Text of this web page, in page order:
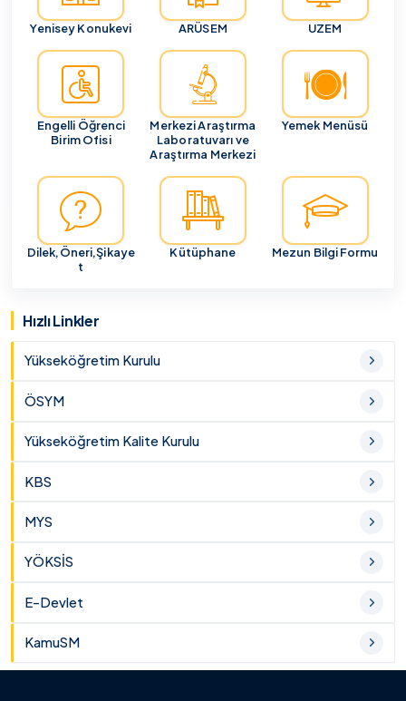
Yenisey Konukevi ARÜSEM UZEM
Engelli Öğrenci
Birim Ofisi
Merkezi Araştırma
Laboratuvarı ve
Araştırma Merkezi
Yemek Menüsü
Dilek,Öneri,Şikaye
t
Kütüphane Mezun Bilgi Formu
Hızlı Linkler
Yükseköğretim Kurulu
ÖSYM
Yükseköğretim Kalite Kurulu
KBS
MYS
YÖKSİS
E-Devlet
KamuSM